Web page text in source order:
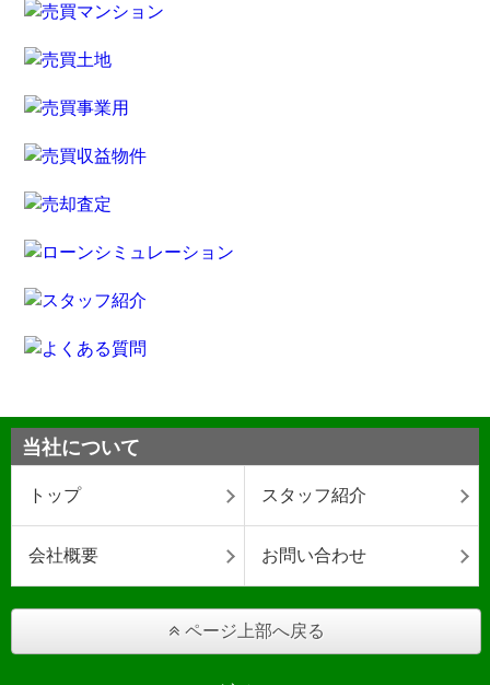
当社について
トップ スタッフ紹介
会社概要 お問い合わせ
ページ上部へ戻る